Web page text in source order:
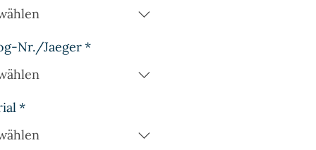
Nr./Jaeger*
*